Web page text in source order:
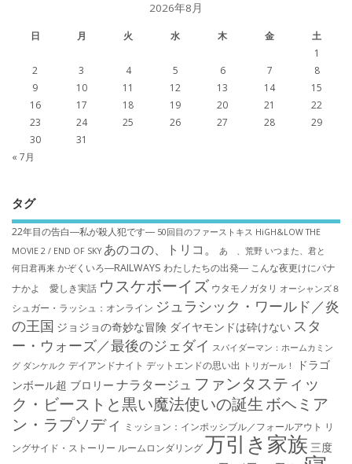
2026年8月
日 月 火 水 木 金
土
1
2
3 4 5 6 7
8
9
10 11 12 13 14
15
16
17 18 19 20 21
22
23
24 25 26 27 28
29
30
31
« 7月
タグ
22年目の告白―私が殺人犯です― 50回目のファーストキス HiGH&LOW THE
MOVIE 2 / END OF SKY あのコの、トリコ。 あゝ、荒野 いつまた、君と
何日君再来 かぞくいろ―RAILWAYS わたしたちの出発― こんな夜更けにバナ
ナかよ 愛しき実話 ウスケボーイズ ウタモノガタリ オーシャンズ８
シュガー・ラッシュ：オ​ンライン ジュラシック・ワールド／炎
の王国 ジョジョの奇妙な冒険 ダイヤモンドは砕けない スタ
ー・ウォーズ／最後のジェダイ スパイダーマン：ホームカミン
グ ダンケルク デイアンドナイト デットエンドの思い出 トリガール！
ドラゴ
ンボール超 ブロリー ナラタージュ ファンタスティッ
ク・ビーストと黒い魔法使いの誕生 ボヘミア
ン・ラプソディ ミッション：インポッシブル／フォールアウト リ
ングサイド・ストーリー ルームロンダリング万引き家族 三度